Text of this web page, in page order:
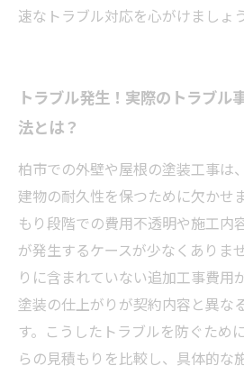
速なトラブル対応を心がけましょう
トラブル発生！実際のトラブル
法とは？
柏市での外壁や屋根の塗装工事は
建物の耐久性を保つために欠かせ
もり段階での費用不透明や施工内
が発生するケースが少なくありま
りに含まれていない追加工事費用
塗装の仕上がりが契約内容と異な
す。こうしたトラブルを防ぐため
らの見積もりを比較し、具体的な